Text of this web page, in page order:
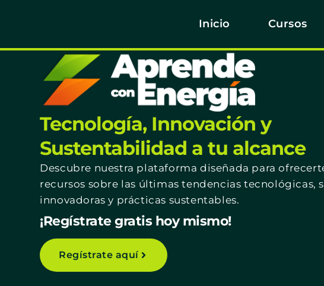
Inicio Cursos
Tecnología, Innovación y
Sustentabilidad a tu alcance
Descubre nuestra plataforma diseñada para
recursos sobre las últimas tendencias tecnológicas,
innovadoras y prácticas sustentables.
¡Regístrate gratis hoy mismo!
Regístrate aquí